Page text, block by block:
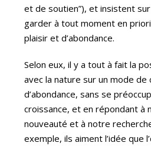
et de soutien”), et insistent
garder à tout moment en
plaisir et d’abondance.
Selon eux, il y a tout à fait la
avec la nature sur un mode de
d’abondance, sans se
croissance, et en répondant à
nouveauté et à notre
exemple, ils aiment l’idée que